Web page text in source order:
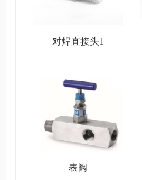
对焊直接头1
表阀